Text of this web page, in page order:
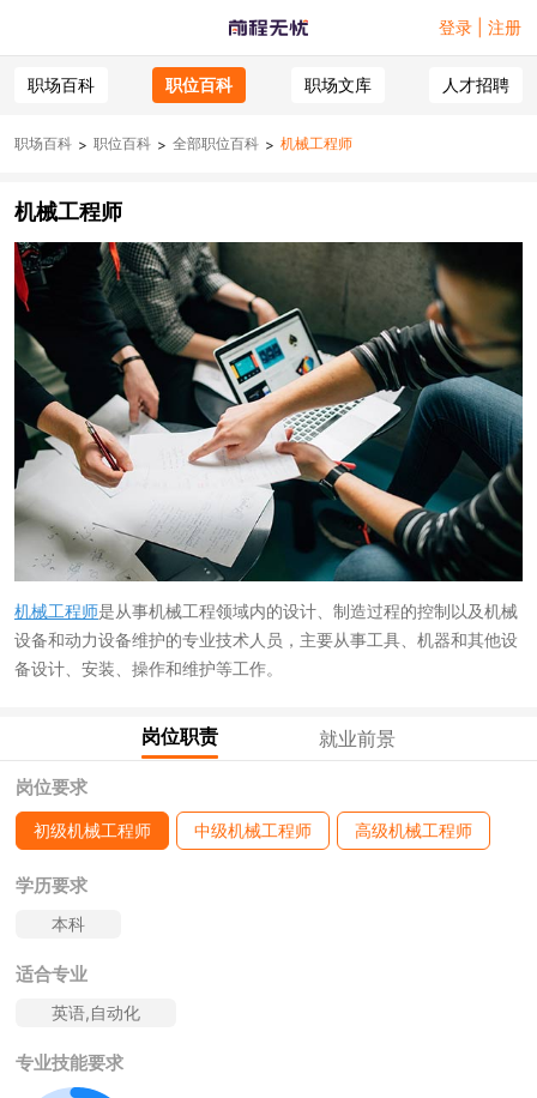
登录 | 注册
职场百科 职位百科 职场文库 人才招聘
职场百科 > 职位百科 > 全部职位百科 > 机械工程师
机械工程师
机械工程师是从事机械工程领域内的设计、制造过程的控制以及机械
设备和动力设备维护的专业技术人员，主要从事工具、机器和其他设
备设计、安装、操作和维护等工作。
岗位职责 就业前景
岗位要求
初级机械工程师 中级机械工程师 高级机械工程师
学历要求
本科
适合专业
英语,自动化
专业技能要求